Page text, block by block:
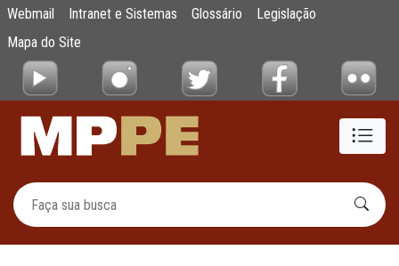
Pular para o Conteúdo principal
MPPE firma TAC com a Prefeitura para
Webmail Intranet e Sistemas Glossário
Legislação
Mapa do Site